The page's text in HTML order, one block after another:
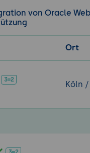
Die
eine
von Oracle
Ort
Köln